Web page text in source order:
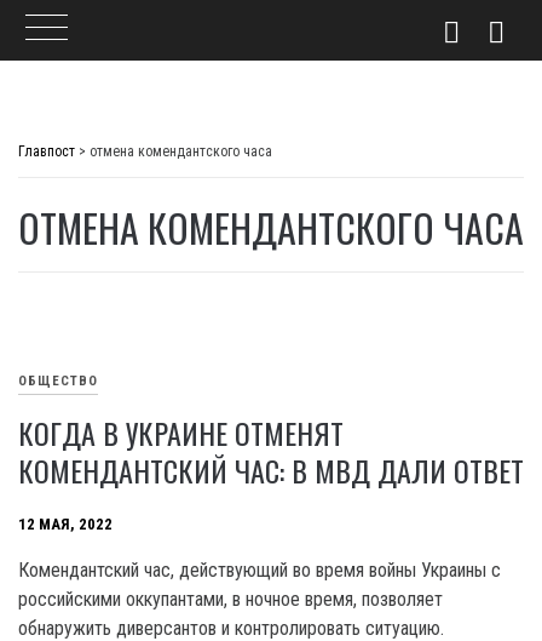
Главпост > отмена комендантского часа
ОТМЕНА КОМЕНДАНТСКОГО ЧАСА
ОБЩЕСТВО
КОГДА В УКРАИНЕ ОТМЕНЯТ
КОМЕНДАНТСКИЙ ЧАС: В МВД ДАЛИ ОТВЕТ
12 МАЯ, 2022
Комендантский час, действующий во время войны Украины с
российскими оккупантами, в ночное время, позволяет
обнаружить диверсантов и контролировать ситуацию.